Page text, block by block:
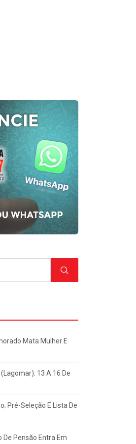
Mata Mulher E
13 A 16 De
Pré-Seleção E Lista De
Pensão Entra Em